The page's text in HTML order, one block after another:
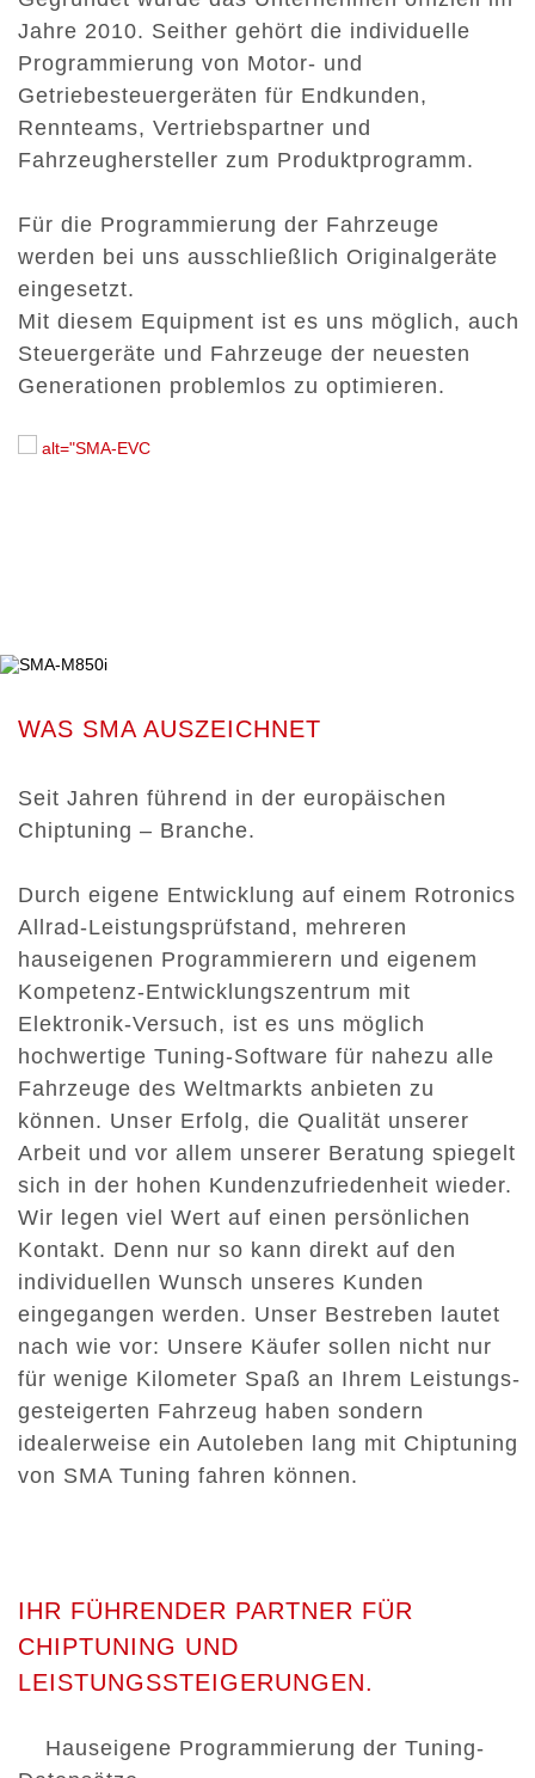
Jahre 2010. Seither gehört die individuelle
Programmierung von Motor- und
Getriebesteuergeräten für Endkunden,
Rennteams, Vertriebspartner und
Fahrzeughersteller zum Produktprogramm.
Für die Programmierung der Fahrzeuge
werden bei uns ausschließlich Originalgeräte
eingesetzt.
Mit diesem Equipment ist es uns möglich, auch
Steuergeräte und Fahrzeuge der neuesten
Generationen problemlos zu optimieren.
alt="SMA-EVC
WAS SMA AUSZEICHNET
Seit Jahren führend in der europäischen
Chiptuning – Branche.
Durch eigene Entwicklung auf einem Rotronics
Allrad-Leistungsprüfstand, mehreren
hauseigenen Programmierern und eigenem
Kompetenz-Entwicklungszentrum mit
Elektronik-Versuch, ist es uns möglich
hochwertige Tuning-Software für nahezu alle
Fahrzeuge des Weltmarkts anbieten zu
können. Unser Erfolg, die Qualität unserer
Arbeit und vor allem unserer Beratung spiegelt
sich in der hohen Kundenzufriedenheit wieder.
Wir legen viel Wert auf einen persönlichen
Kontakt. Denn nur so kann direkt auf den
individuellen Wunsch unseres Kunden
eingegangen werden. Unser Bestreben lautet
nach wie vor: Unsere Käufer sollen nicht nur
für wenige Kilometer Spaß an Ihrem Leistungs-
gesteigerten Fahrzeug haben sondern
idealerweise ein Autoleben lang mit Chiptuning
von SMA Tuning fahren können.
IHR FÜHRENDER PARTNER FÜR
CHIPTUNING UND
LEISTUNGSSTEIGERUNGEN.
Hauseigene Programmierung der Tuning-